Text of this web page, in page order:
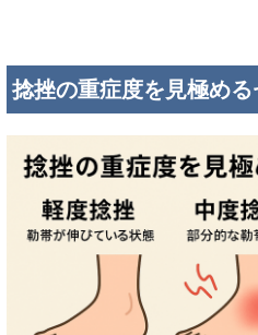
捻挫の重症度を見極め